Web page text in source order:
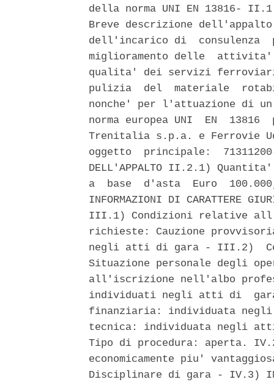
della norma UNI EN 13816-
Breve descrizione
dell'incarico di
miglioramento delle
qualita' dei servizi
pulizia  del  materiale
nonche' per l'attuazione di
norma europea UNI  EN
Trenitalia s.p.a. e Ferrovie
oggetto  principale:
DELL'APPALTO II.2.1)
a  base  d'asta  Euro
INFORMAZIONI DI CARATTERE
III.1) Condizioni relative
richieste: Cauzione
negli atti di gara - III.2)
Situazione personale
all'iscrizione nell'albo
individuati negli atti di
finanziaria: individuata
tecnica: individuata negli atti
Tipo di procedura: aperta.
economicamente piu'
Disciplinare di gara - IV.3)